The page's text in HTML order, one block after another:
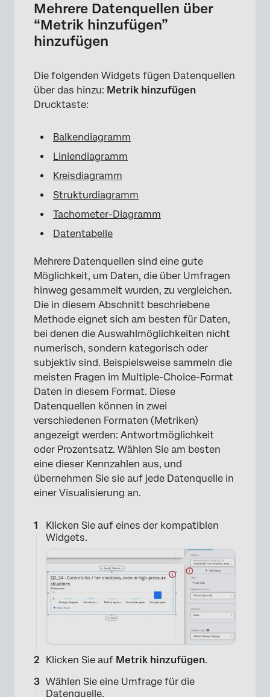
Mehrere Datenquellen über
“Metrik hinzufügen”
hinzufügen
Die folgenden Widgets fügen Datenquellen
über das hinzu: Metrik hinzufügen
Drucktaste:
Balkendiagramm
Liniendiagramm
Kreisdiagramm
Strukturdiagramm
Tachometer-Diagramm
Datentabelle
Mehrere Datenquellen sind eine gute
Möglichkeit, um Daten, die über Umfragen
hinweg gesammelt wurden, zu vergleichen.
Die in diesem Abschnitt beschriebene
Methode eignet sich am besten für Daten,
bei denen die Auswahlmöglichkeiten nicht
numerisch, sondern kategorisch oder
subjektiv sind. Beispielsweise sammeln die
meisten Fragen im Multiple-Choice-Format
Daten in diesem Format. Diese
Datenquellen können in zwei
verschiedenen Formaten (Metriken)
angezeigt werden: Antwortmöglichkeit
oder Prozentsatz. Wählen Sie am besten
eine dieser Kennzahlen aus, und
übernehmen Sie sie auf jede Datenquelle in
einer Visualisierung an.
Klicken Sie auf eines der kompatiblen
Widgets.
Klicken Sie auf Metrik hinzufügen.
Wählen Sie eine Umfrage für die
Datenquelle.